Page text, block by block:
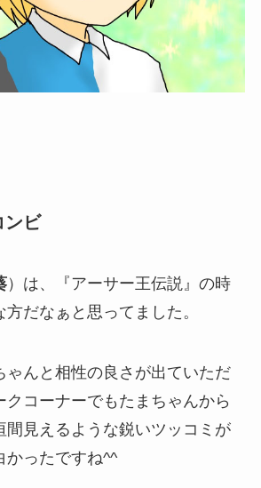
ンビ
）は、『アーサー王伝説』の時
だなぁと思ってました。
ゃんと相性の良さが出ていただ
クコーナーでもたまちゃんから
間見えるような鋭いツッコミが
かったですね^^